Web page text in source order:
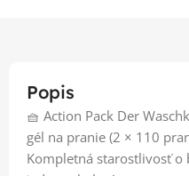
Popis
🧺 Action Pack Der
gél na pranie (2 × 110
Kompletná starostlivosť